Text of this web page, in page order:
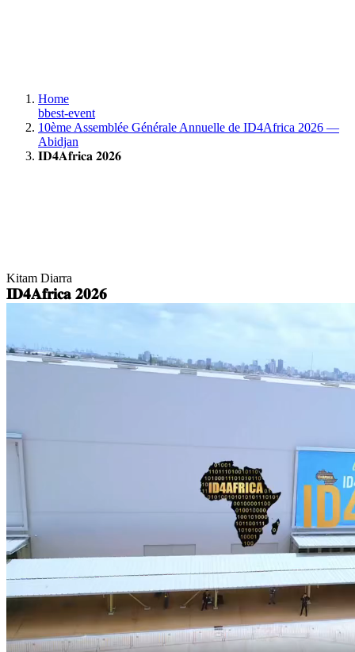
Home
bbest-event
10ème Assemblée Générale Annuelle de ID4Africa 2026 —
Abidjan
𝐈𝐃𝟒𝐀𝐟𝐫𝐢𝐜𝐚 𝟐𝟎𝟐𝟔
Kitam Diarra
𝐈𝐃𝟒𝐀𝐟𝐫𝐢𝐜𝐚 𝟐𝟎𝟐𝟔